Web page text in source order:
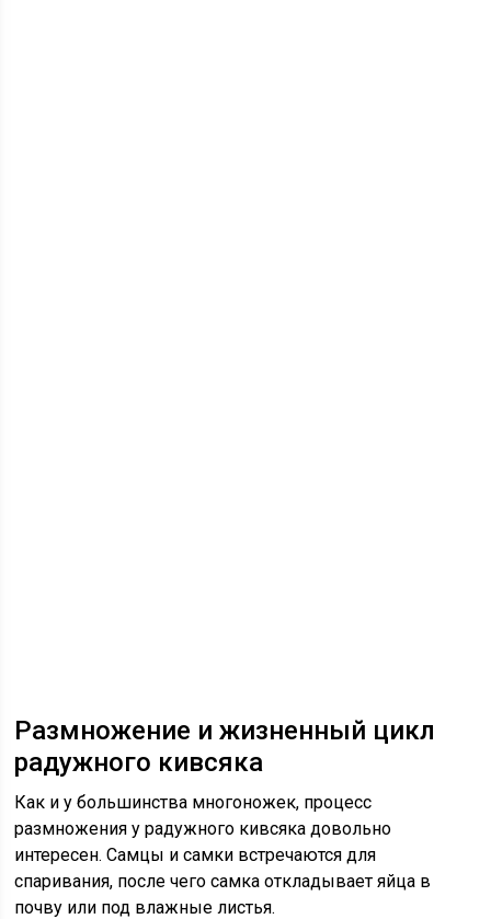
Размножение и жизненный цикл
радужного кивсяка
Как и у большинства многоножек, процесс
размножения у радужного кивсяка довольно
интересен. Самцы и самки встречаются для
спаривания, после чего самка откладывает яйца в
почву или под влажные листья.